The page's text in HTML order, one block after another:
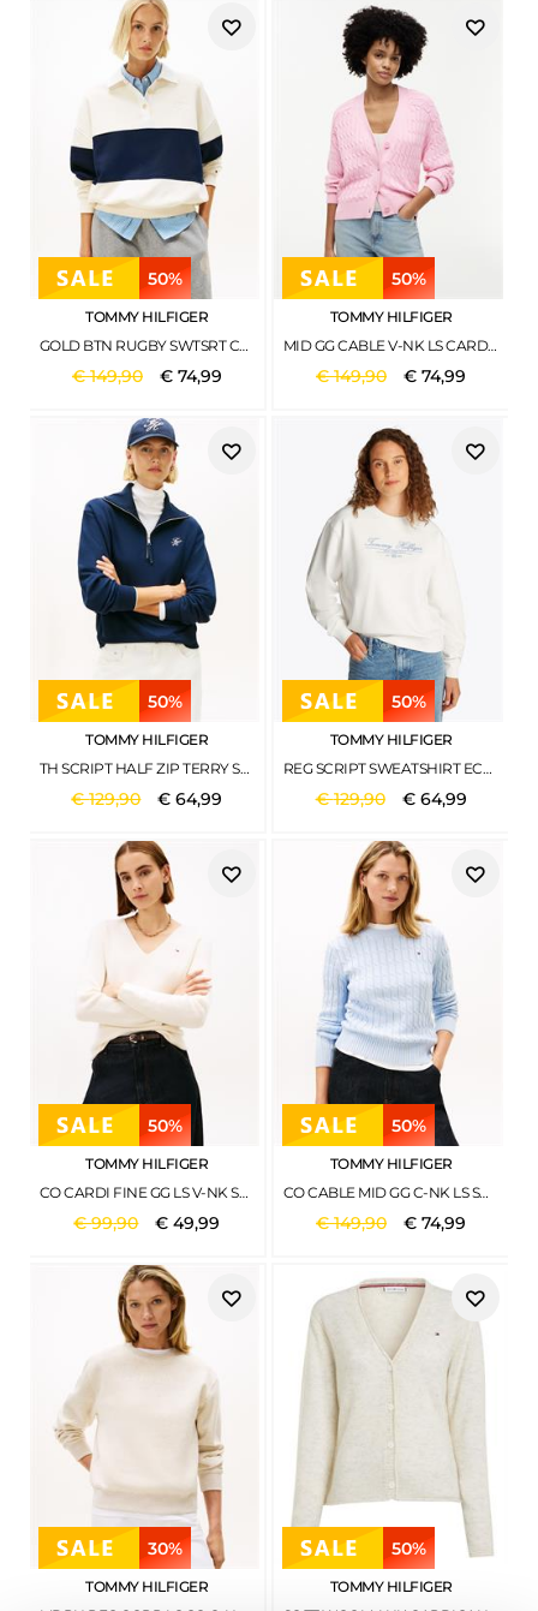
50%
TOMMY HILFIGER
GOLD BTN RUGBY SWTSRT CALICO
€149,90 € 74,99
50%
TOMMY HILFIGER
MID GG CABLE V-NK LS CARDI CLASSIC PINK
€149,90 €74,99
50%
TOMMY HILFIGER
TH SCRIPT HALF ZIP TERRY SWTSHRT DARK NIGHT NAVY
€129,90 €64,99
50%
TOMMY HILFIGER
REG SCRIPT SWEATSHIRT ECRU
€129,90 € 64,99
50%
TOMMY HILFIGER
CO CARDI FINE GG LS V-NK SWT IVORY PETAL
€99,90 €49,99
50%
TOMMY HILFIGER
CO CABLE MID GG C-NK LS SWT BREEZY BLUE
€149,90 €74,99
30%
TOMMY HILFIGER
50%
TOMMY HILFIGER